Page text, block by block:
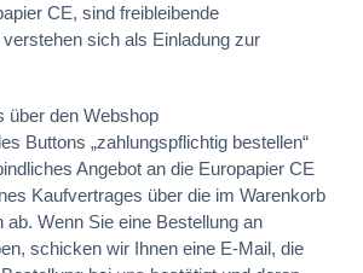
CE, sind freibleibende
sich als Einladung zur
über den Webshop
Buttons „zahlungspflichtig bestellen“
Angebot an die Europapier CE
Kaufvertrages über die im Warenkorb
ab. Wenn Sie eine Bestellung an
schicken wir Ihnen eine E-Mail, die